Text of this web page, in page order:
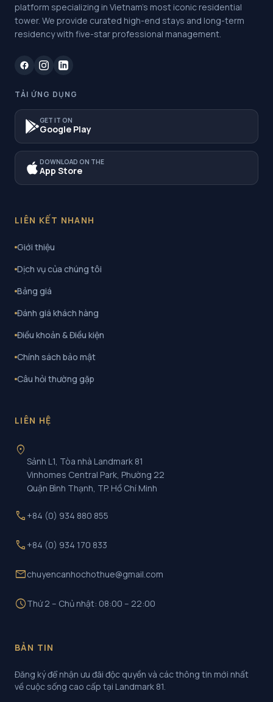
platform specializing in Vietnam's most iconic residential
tower. We provide curated high-end stays and long-term
residency with five-star professional management.
TẢI ỨNG DỤNG
GET IT ON
Google Play
DOWNLOAD ON THE
App Store
LIÊN KẾT NHANH
Giới thiệu
Dịch vụ của chúng tôi
Bảng giá
Đánh giá khách hàng
Điều khoản & Điều kiện
Chính sách bảo mật
Câu hỏi thường gặp
LIÊN HỆ
location_on
Sảnh L1, Tòa nhà Landmark 81
Vinhomes Central Park, Phường 22
Quận Bình Thạnh, TP. Hồ Chí Minh
call +84 (0) 934 880 855
call +84 (0) 934 170 833
mailchuyencanhochothue@gmail.com
scheduleThứ 2 – Chủ nhật: 08:00 – 22:00
BẢN TIN
Đăng ký để nhận ưu đãi độc quyền và các thông tin mới nhất
về cuộc sống cao cấp tại Landmark 81.